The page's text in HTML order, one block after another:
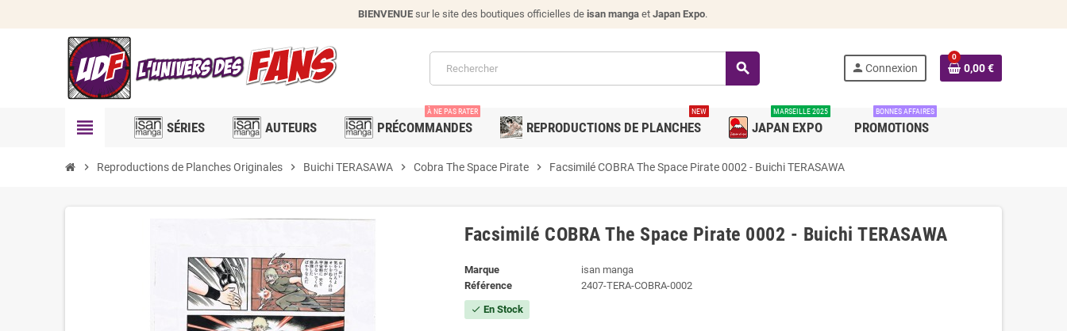
BIENVENUE sur le site des boutiques officielles de isan mangaet Japan Expo.
search person Connexion
0
0,00 €
view_headline SÉRIES AUTEURS PRÉCOMMANDES
À NE PAS RATER
REPRODUCTIONS DE PLANCHES
NEW
JAPAN EXPO
MARSEILLE 2025
PROMOTIONS
BONNES AFFAIRES
chevron_right Reproductions de Planches Originales chevron_right Buichi TERASAWA chevron_right Cobra The Space Pirate chevron_right Facsimilé COBRA The Space Pirate 0002 - Buichi TERASAWA
Facsimilé COBRA The Space Pirate 0002 - Buichi TERASAWA
Marque
isan manga
Référence
2407-TERA-COBRA-0002
check En Stock